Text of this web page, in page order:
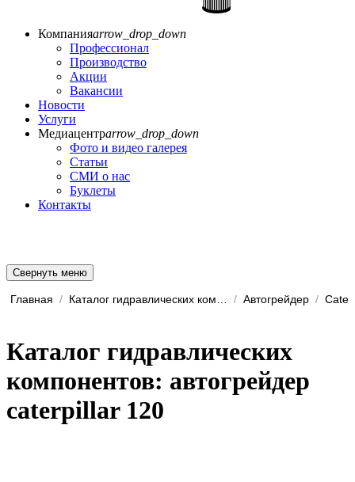
Компанияarrow_drop_down
Профессионал
Производство
Акции
Вакансии
Новости
Услуги
Медиацентрarrow_drop_down
Фото и видео галерея
Статьи
СМИ о нас
Буклеты
Контакты
Свернуть меню
Главная / / Автогрейдер /
Каталог гидравлических
компонентов: автогрейдер
caterpillar 120